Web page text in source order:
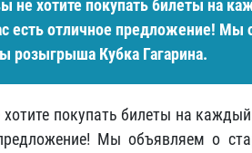
не хотите покупать билеты на
есть отличное предложение! Мы
розыгрыша Кубка Гагарина.
покупать билеты на
Мы объявляем о